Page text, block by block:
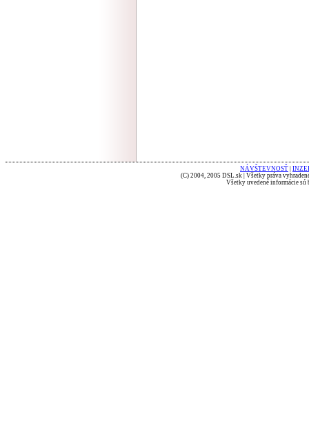
NÁVŠTEVNOSŤ
(C) 2004, 2005 DSL.sk | Všetky práva
Všetky uvedené informácie sú